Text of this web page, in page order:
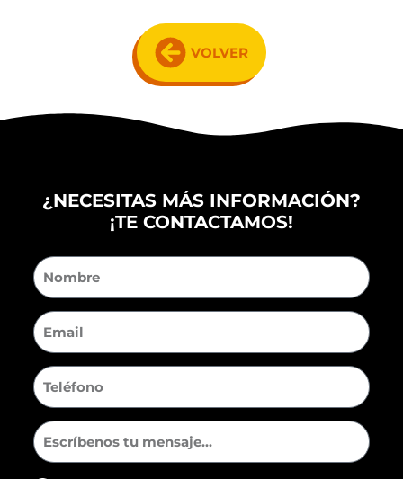
VOLVER
¿NECESITAS MÁS INFORMACIÓN?
¡TE CONTACTAMOS!